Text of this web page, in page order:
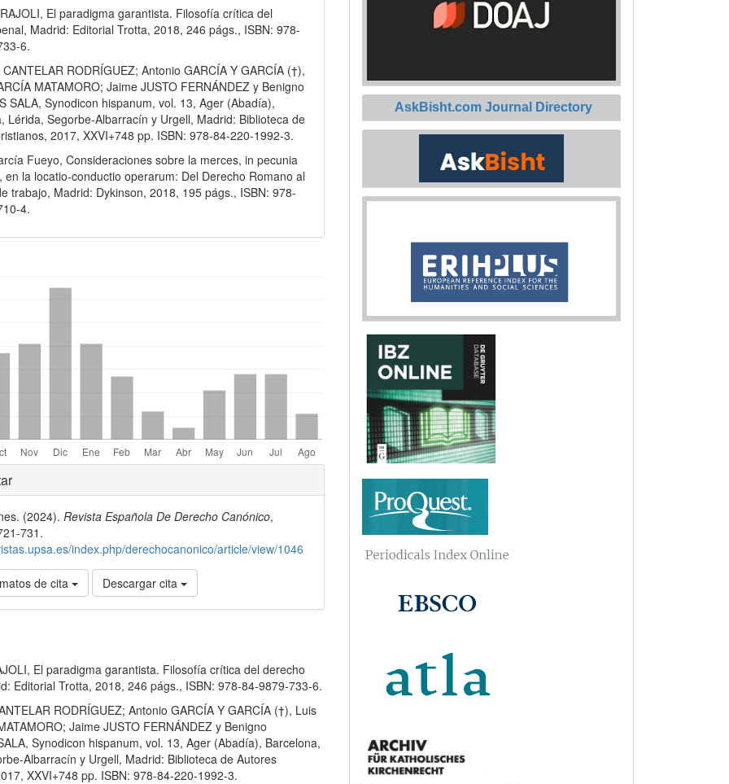
El paradigma garantista. Filosofía crítica del
Madrid: Editorial Trotta, 2018, 246 págs., ISBN: 978-
6.
RODRÍGUEZ; Antonio GARCÍA Y GARCÍA (†),
MATAMORO; Jaime JUSTO FERNÁNDEZ y Benigno
SALA, Synodicon hispanum, vol. 13, Ager (Abadía),
Lérida, Segorbe-Albarracín y Urgell, Madrid: Biblioteca de
2017, XXVI+748 pp. ISBN: 978-84-220-1992-3.
Fueyo, Consideraciones sobre la merces, in pecunia
en la locatio-conductio operarum: Del Derecho Romano al
trabajo, Madrid: Dykinson, 2018, 195 págs., ISBN: 978-
4.
(2024).Revista Española De Derecho Canónico,
731.
index.php/derechocanonico/article/view/1046
de cita Descargar cita
El paradigma garantista. Filosofía crítica del derecho
Editorial Trotta, 2018, 246 págs., ISBN: 978-84-9879-733-6.
RODRÍGUEZ; Antonio GARCÍA Y GARCÍA (†), Luis
Jaime JUSTO FERNÁNDEZ y Benigno
Synodicon hispanum, vol. 13, Ager (Abadía), Barcelona,
Albarracín y Urgell, Madrid: Biblioteca de Autores
XXVI+748 pp. ISBN: 978-84-220-1992-3.
AskBisht.com Journal Directory